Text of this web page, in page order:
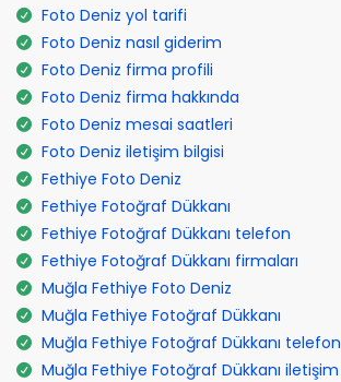
Foto Deniz yol tarifi
Foto Deniz nasıl giderim
Foto Deniz firma profili
Foto Deniz firma hakkında
Foto Deniz mesai saatleri
Foto Deniz iletişim bilgisi
Fethiye Foto Deniz
Fethiye Fotoğraf Dükkanı
Fethiye Fotoğraf Dükkanı telefon
Fethiye Fotoğraf Dükkanı firmaları
Muğla Fethiye Foto Deniz
Muğla Fethiye Fotoğraf Dükkanı
Muğla Fethiye Fotoğraf Dükkanı telefon
Muğla Fethiye Fotoğraf Dükkanı iletişim